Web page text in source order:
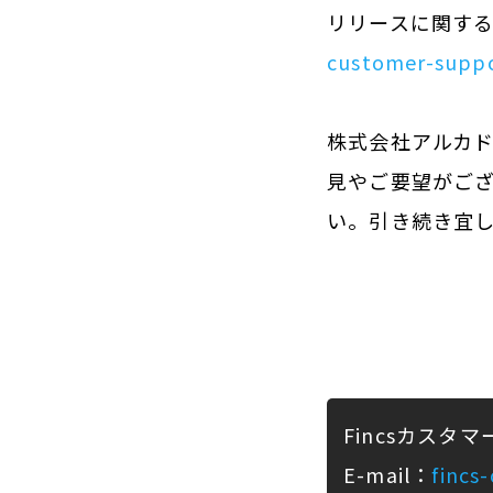
リリースに関す
customer-
株式会社アルカ
見やご要望がご
い。引き続き宜
Fincsカスタマ
E-mail：